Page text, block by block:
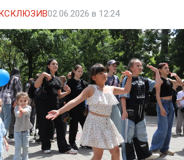
02.06.2026 в 12:24